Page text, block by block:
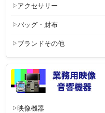
アクセサリー
バッグ・財布
ブランドその他
映像機器